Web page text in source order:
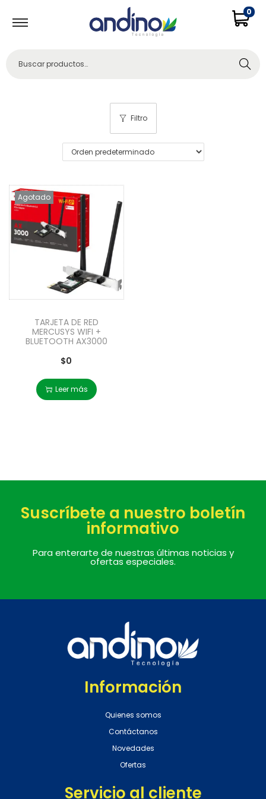
0
Buscar
Filtro
Agotado
TARJETA DE RED
MERCUSYS WIFI +
BLUETOOTH AX3000
$0
Leer más
Suscríbete a nuestro boletín
informativo
Para enterarte de nuestras últimas noticias y
ofertas especiales.
Información
Quienes somos
Contáctanos
Novedades
Ofertas
Servicio al cliente